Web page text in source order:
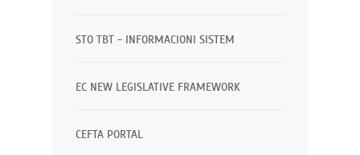
STO TBT - INFORMACIONI SISTEM
EC NEW LEGISLATIVE FRAMEWORK
CEFTA PORTAL